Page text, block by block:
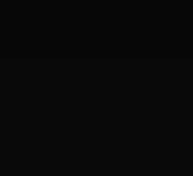
combinarle
o che hanno